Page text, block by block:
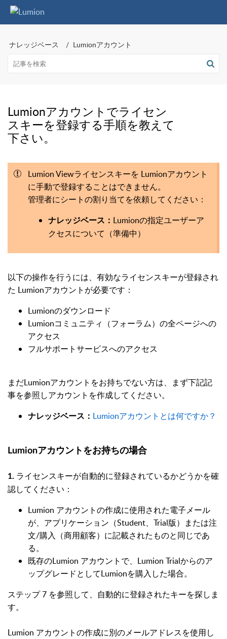
ナレッジベース Lumionアカウント
Lumionアカウントでライセン
スキーを登録する手順を教えて
下さい。
Lumion Viewライセンスキーを Lumionアカウント
に手動で登録することはできません。
管理者にシートの割り当てを依頼してください：
ナレッジベース： Lumionの指定ユーザーア
クセスについて（準備中）
以下の操作を行うには、有効なライセンスキーが登録され
た Lumionアカウントが必要です：
Lumionのダウンロード
Lumionコミュニティ（フォーラム）の全ページへの
アクセス
フルサポートサービスへのアクセス
まだLumionアカウントをお持ちでない方は、まず下記記
事を参照しアカウントを作成してください。
ナレッジベース： Lumionアカウントとは何ですか？
Lumionアカウントをお持ちの場合
1. ライセンスキーが自動的に登録されているかどうかを確
認してください：
Lumion アカウントの作成に使用された電子メール
が、アプリケーション（Student、Trial版）または注
文/購入（商用顧客）に記載されたものと同じであ
る。
既存のLumion アカウントで、Lumion Trialからのア
ップグレードとしてLumionを購入した場合。
ステップ 7 を参照して、自動的に登録されたキーを探しま
す。
Lumion アカウントの作成に別のメールアドレスを使用し